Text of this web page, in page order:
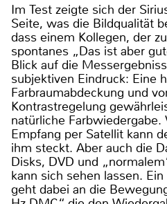
Im Test zeigte sich der
Seite, was die Bildqualität
dass einem Kollegen, der
spontanes „Das ist aber
Blick auf die
subjektiven Eindruck: Eine
Farbraumabdeckung und
Kontrastregelung
natürliche Farbwiedergabe.
Empfang per Satellit kann
ihm steckt. Aber auch die
Disks, DVD und
kann sich sehen lassen.
geht dabei an die